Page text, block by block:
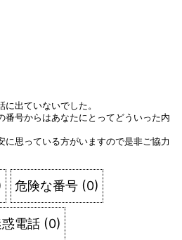
出ていないでした。
番号からはあなたにとってどういった内
に思っている方がいますので是非ご協力
危険な番号 (0)
電話 (0)